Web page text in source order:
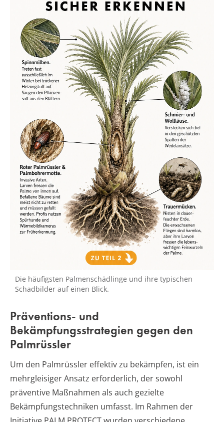
Die häufigsten Palmenschädlinge und ihre typischen
Schadbilder auf einen Blick.
Präventions- und
Bekämpfungsstrategien gegen den
Palmrüssler
Um den Palmrüssler effektiv zu bekämpfen, ist ein
mehrgleisiger Ansatz erforderlich, der sowohl
präventive Maßnahmen als auch gezielte
Bekämpfungstechniken umfasst. Im Rahmen der